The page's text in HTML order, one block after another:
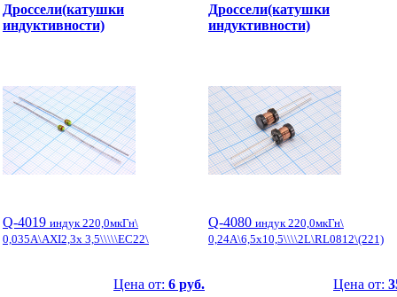
Дроссели(катушки
индуктивности)
Q-4019 индук 220,0мкГн\
0,035А\AXI2,3x 3,5\\\\\EC22\
Цена от: 6 руб.
Дроссели(катушки
индуктивности)
Q-4080 индук 220,0мкГн\
0,24А\6,5x10,5\\\\2L\RL0812\(221)
Цена от: